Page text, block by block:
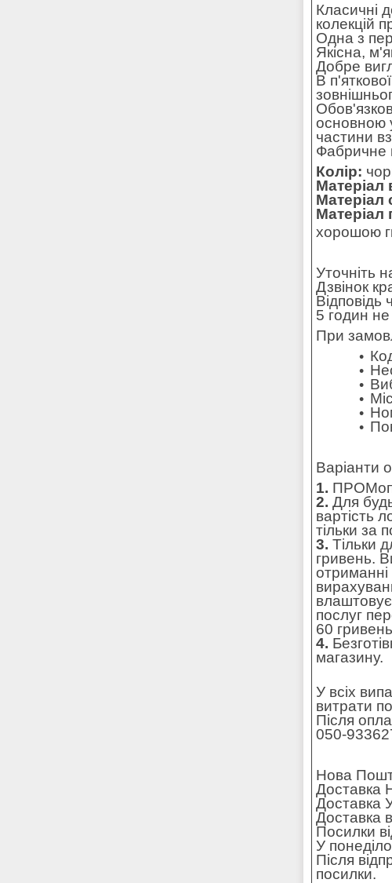
Класичні
колекцій
Одна з
Якісна,
Добре
В
основною
частини
Фабричне
Колір:
Матеріал
Матеріал
Матеріал
хорошою
Уточніть
Дзвінок
5 годин
При
Варіанти
1.
2. Для
вартість
тільки за
3. Тільки
гривень.
отриманні
послуг
60
4.
магазину.
У всіх
витрати
Після
050-
Нова
Доставка
Доставка
Доставка
Посилки
У
Після
посилки.